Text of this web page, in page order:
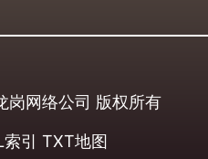
岗网络公司 版权所有
引 TXT地图